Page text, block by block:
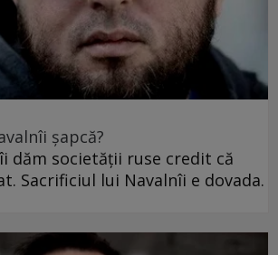
șapcă?
dăm societății ruse credit că
Sacrificiul lui Navalnîi e dovada.